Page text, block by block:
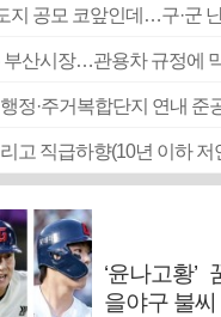
지 공모 코앞인데…구·군 난
부산시장…관용차 규정에
정·주거복합단지 연내 준
‘윤나고황
을야구 불